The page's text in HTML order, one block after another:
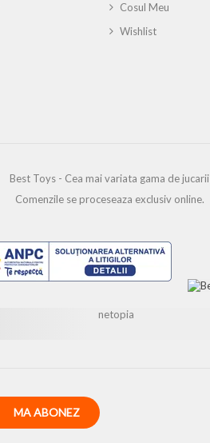
Cosul Meu
Wishlist
Best Toys - Cea mai variata gama de jucarii
Comenzile se proceseaza exclusiv online.